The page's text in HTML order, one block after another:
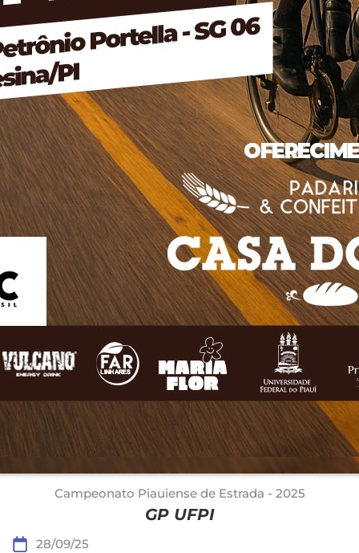
Campeonato Piauiense de Estrada - 2025
GP UFPI
28/09/25